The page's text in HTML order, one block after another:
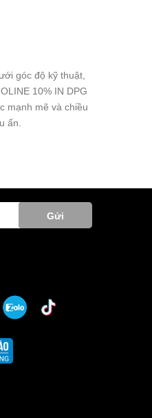
góc độ kỹ thuật,
10% IN DPG
mạnh mẽ và chiều
ấn.
Gửi